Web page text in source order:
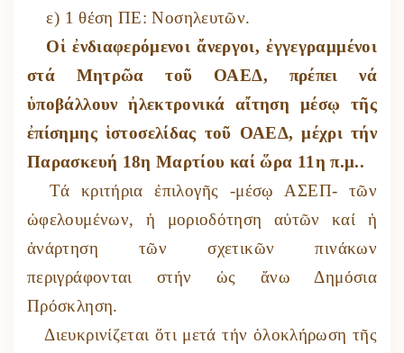
ε) 1 θέση ΠΕ: Νοσηλευτῶν.
Οἱ ἐνδιαφερόμενοι ἄνεργοι, ἐγγεγραμμένοι
στά Μητρῶα τοῦ ΟΑΕΔ, πρέπει νά
ὑποβάλλουν ἠλεκτρονικά αἴτηση μέσῳ τῆς
ἐπίσημης ἱστοσελίδας τοῦ ΟΑΕΔ, μέχρι τήν
Παρασκευή 18η Μαρτίου καί ὥρα 11η π.μ..
Τά κριτήρια ἐπιλογῆς -μέσῳ ΑΣΕΠ- τῶν
ὠφελουμένων, ἡ μοριοδότηση αὐτῶν καί ἡ
ἀνάρτηση τῶν σχετικῶν πινάκων
περιγράφονται στήν ὡς ἄνω Δημόσια
Πρόσκληση.
Διευκρινίζεται ὅτι μετά τήν ὁλοκλήρωση τῆς